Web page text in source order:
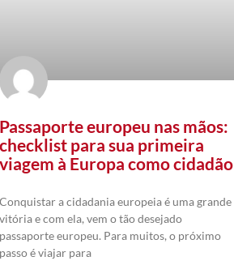
Passaporte europeu nas mãos:
checklist para sua primeira
viagem à Europa como cidadão
Conquistar a cidadania europeia é uma grande
vitória e com ela, vem o tão desejado
passaporte europeu. Para muitos, o próximo
passo é viajar para